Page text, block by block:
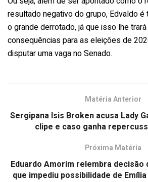
resultado negativo do grupo, Edvaldo
o grande derrotado, já que isso lhe
consequências para as eleições de
disputar uma vaga no Senado.
Matéria Anterior
Sergipana Isis Broken acusa Lady
clipe e caso ganha
Próxima Matéria
Eduardo Amorim relembra decisão
que impediu possibilidade de